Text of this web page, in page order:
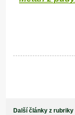
Další články z rubriky